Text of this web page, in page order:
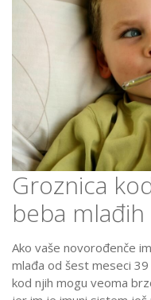
Groznica
beba
Ako vaše novorođenče
mlađa od šest meseci
kod njih mogu veoma